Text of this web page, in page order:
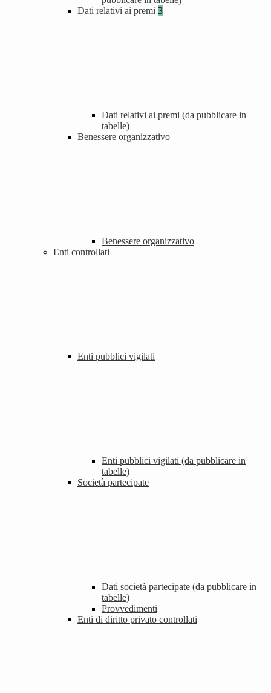
Dati relativi ai premi 3
Dati relativi ai premi (da pubblicare in
tabelle)
Benessere organizzativo
Benessere organizzativo
Enti controllati
Enti pubblici vigilati
Enti pubblici vigilati (da pubblicare in
tabelle)
Società partecipate
Dati società partecipate (da pubblicare in
tabelle)
Provvedimenti
Enti di diritto privato controllati